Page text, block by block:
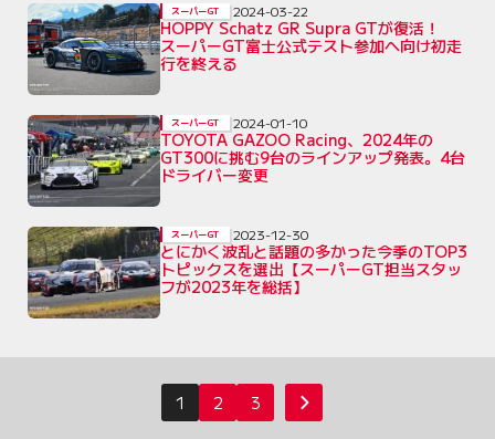
HOPPY Schatz GR Supra GTが復活！
スーパーGT富士公式テスト参加へ向け初走
行を終える
スーパーGT 2024-03-22
TOYOTA GAZOO Racing、2024年の
GT300に挑む9台のラインアップ発表。4台
ドライバー変更
スーパーGT 2024-01-10
とにかく波乱と話題の多かった今季のTOP3
トピックスを選出【スーパーGT担当スタッ
フが2023年を総括】
スーパーGT 2023-12-30
1 2 3 次へ